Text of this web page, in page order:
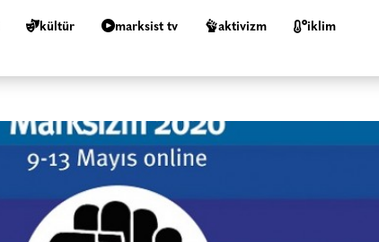
kültür marksist tv aktivizm i̇klim